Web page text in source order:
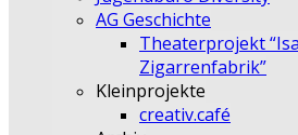
AG Geschichte
Theaterprojekt
Zigarrenfabrik”
Kleinprojekte
creativ.café